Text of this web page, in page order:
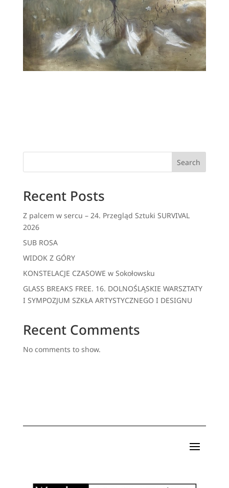
Search
Recent Posts
Z palcem w sercu – 24. Przegląd Sztuki SURVIVAL
2026
SUB ROSA
WIDOK Z GÓRY
KONSTELACJE CZASOWE w Sokołowsku
GLASS BREAKS FREE. 16. DOLNOŚLĄSKIE WARSZTATY
I SYMPOZJUM SZKŁA ARTYSTYCZNEGO I DESIGNU
Recent Comments
No comments to show.